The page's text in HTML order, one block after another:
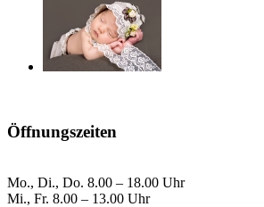
Öffnungszeiten
Mo., Di., Do. 8.00 – 18.00 Uhr
Mi., Fr. 8.00 – 13.00 Uhr